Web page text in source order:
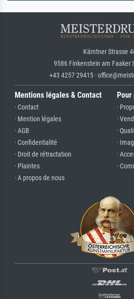
Kärntner Strasse
9586 Finkenstein am Faaker
+43 4257 29415 ·
Mentions légales & Contact
· Contact
· Mention légales
· AGB
· Confidentialité
· Droit de rétractation
· Plaintes
· A propos de nous
·
·
·
·
·
·